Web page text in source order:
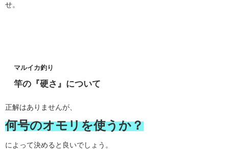
せ。
マルイカ釣り
竿の『硬さ』について
正解はありませんが、
何号のオモリを使うか？
によって決めると良いでしょう。